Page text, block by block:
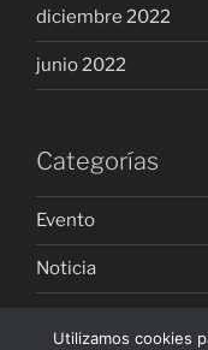
diciembre 2022
junio 2022
Categorías
Evento
Noticia
Utilizamos cookies